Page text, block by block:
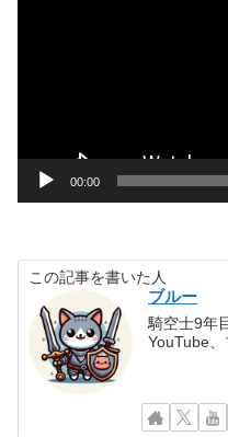
00:00
この記事を書いた人
ブルー
騎空士9年
YouTube、